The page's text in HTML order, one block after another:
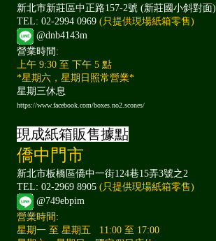
新北市新莊區中正路157-2號 (新莊國小斜對面)
TEL: 02-2994 0969 (只提供現場紙箱零售)
@dnb4143m
營業時間:
上午 9:30 至 下午 5 點
*星期六，星期日照常營業*
星期三休息
https://www.facebook.com/boxes.no2.scones/
現成紙箱販售據點
僑中門市
新北市板橋區僑中一街124巷15弄3號之2
TEL: 02-2969 8905 (只提供現場紙箱零售)
@749ebpim
營業時間:
星期一 至 星期五 11:00 至 17:00